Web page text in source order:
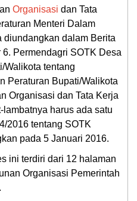
Organisasi dan Tata
Menteri Dalam
diundangkan dalam Berita
Permendagri SOTK Desa
Walikota tentang
Peraturan Bupati/Walikota
Organisasi dan Tata Kerja
harus ada satu
2016 tentang SOTK
pada 5 Januari 2016.
ini terdiri dari 12 halaman
Organisasi Pemerintah